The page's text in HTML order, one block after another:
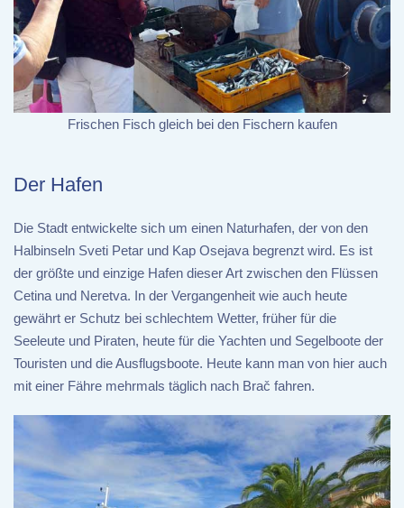
Frischen Fisch gleich bei den Fischern kaufen
Der Hafen
Die Stadt entwickelte sich um einen Naturhafen, der von den
Halbinseln Sveti Petar und Kap Osejava begrenzt wird. Es ist
der größte und einzige Hafen dieser Art zwischen den Flüssen
Cetina und Neretva. In der Vergangenheit wie auch heute
gewährt er Schutz bei schlechtem Wetter, früher für die
Seeleute und Piraten, heute für die Yachten und Segelboote der
Touristen und die Ausflugsboote. Heute kann man von hier auch
mit einer Fähre mehrmals täglich nach Brač fahren.